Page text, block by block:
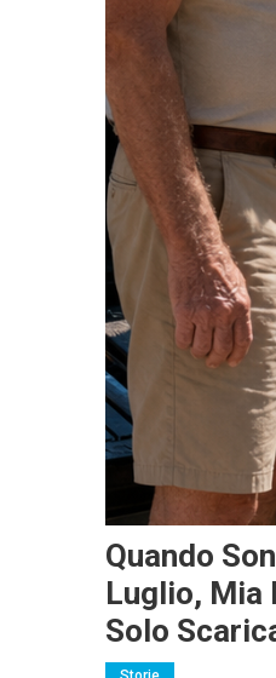
Quando
Luglio, Mia
Solo